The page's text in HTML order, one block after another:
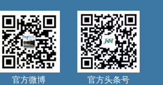
官方微博 官方头条号